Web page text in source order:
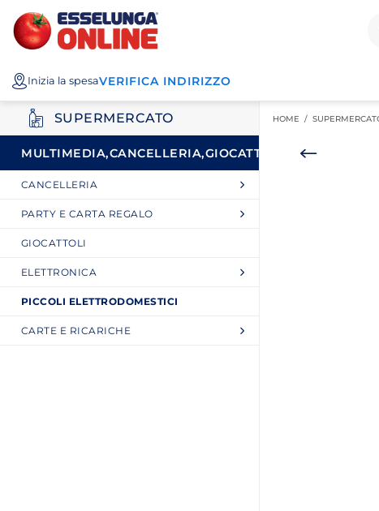
Posizionati sul contenuto principale
Posizionati sull'elenco categorie
I miei acquisti
Esselunga
Spesa
Online
Inizia la spesaVERIFICA INDIRIZZO
SUPERMERCATO
MULTIMEDIA,CANCELLERIA,GIOCATTOLI
CANCELLERIA
PARTY E CARTA REGALO
GIOCATTOLI
ELETTRONICA
PICCOLI ELETTRODOMESTICI
CARTE E RICARICHE
HOME /